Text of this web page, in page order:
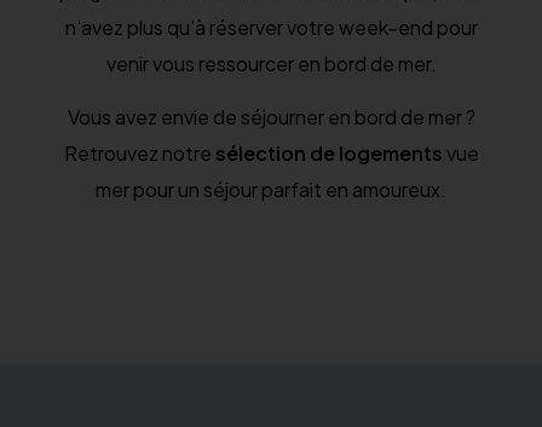
n’avez plus qu’à réserver votre week-end pour
venir vous ressourcer en bord de mer.
Vous avez envie de séjourner en bord de mer ?
Retrouvez notre sélection de logementsvue
mer pour un séjour parfait en amoureux.